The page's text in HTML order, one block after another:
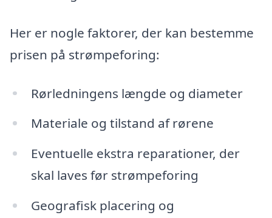
Her er nogle faktorer, der kan bestemme
prisen på strømpeforing:
Rørledningens længde og diameter
Materiale og tilstand af rørene
Eventuelle ekstra reparationer, der
skal laves før strømpeforing
Geografisk placering og